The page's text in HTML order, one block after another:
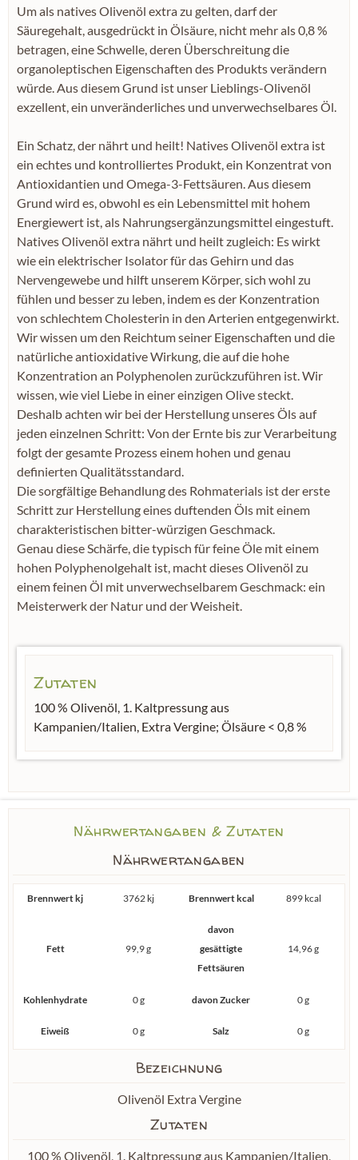
Zutaten
100 % Olivenöl, 1. Kaltpressung aus
Kampanien/Italien, Extra Vergine; Ölsäure < 0,8 %
Um als natives Olivenöl extra zu gelten, darf der
Säuregehalt, ausgedrückt in Ölsäure, nicht mehr als 0,8 %
betragen, eine Schwelle, deren Überschreitung die
organoleptischen Eigenschaften des Produkts verändern
würde. Aus diesem Grund ist unser Lieblings-Olivenöl
exzellent, ein unveränderliches und unverwechselbares Öl.
Ein Schatz, der nährt und heilt! Natives Olivenöl extra ist
ein echtes und kontrolliertes Produkt, ein Konzentrat von
Antioxidantien und Omega-3-Fettsäuren. Aus diesem
Grund wird es, obwohl es ein Lebensmittel mit hohem
Energiewert ist, als Nahrungsergänzungsmittel eingestuft.
Natives Olivenöl extra nährt und heilt zugleich: Es wirkt
wie ein elektrischer Isolator für das Gehirn und das
Nervengewebe und hilft unserem Körper, sich wohl zu
fühlen und besser zu leben, indem es der Konzentration
von schlechtem Cholesterin in den Arterien entgegenwirkt.
Wir wissen um den Reichtum seiner Eigenschaften und die
natürliche antioxidative Wirkung, die auf die hohe
Konzentration an Polyphenolen zurückzuführen ist. Wir
wissen, wie viel Liebe in einer einzigen Olive steckt.
Deshalb achten wir bei der Herstellung unseres Öls auf
jeden einzelnen Schritt: Von der Ernte bis zur Verarbeitung
folgt der gesamte Prozess einem hohen und genau
definierten Qualitätsstandard.
Die sorgfältige Behandlung des Rohmaterials ist der erste
Schritt zur Herstellung eines duftenden Öls mit einem
charakteristischen bitter-würzigen Geschmack.
Genau diese Schärfe, die typisch für feine Öle mit einem
hohen Polyphenolgehalt ist, macht dieses Olivenöl zu
einem feinen Öl mit unverwechselbarem Geschmack: ein
Meisterwerk der Natur und der Weisheit.
Nährwertangaben & Zutaten
Nährwertangaben
Brennwert kj 3762 kj Brennwert kcal 899 kcal
Fett 99,9 g
davon
gesättigte
Fettsäuren
14,96 g
Kohlenhydrate 0 g davon Zucker 0 g
Eiweiß 0 g Salz 0 g
Bezeichnung
Olivenöl Extra Vergine
Zutaten
100 % Olivenöl, 1. Kaltpressung aus Kampanien/Italien,